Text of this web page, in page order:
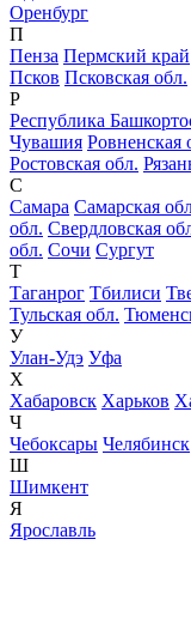
Оренбург
П
Пенза Пермский край
Псков Псковская обл.
Р
Республика
Чувашия Ровненская
Ростовская обл.
С
Самара Самарская
обл. Свердловская
обл. Сочи Сургут
Т
Таганрог Тбилиси
Тульская обл.
У
Улан-Удэ Уфа
Х
Хабаровск Харьков
Ч
Чебоксары Челябинск
Ш
Шимкент
Я
Ярославль